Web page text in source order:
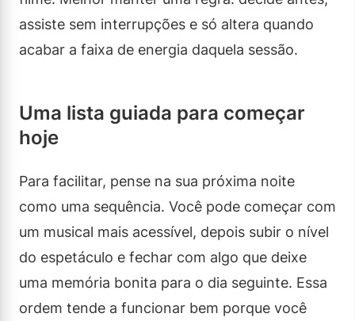
assiste sem interrupções e só altera quando
acabar a faixa de energia daquela sessão.
Uma lista guiada para começar
hoje
Para facilitar, pense na sua próxima noite
como uma sequência. Você pode começar com
um musical mais acessível, depois subir o nível
do espetáculo e fechar com algo que deixe
uma memória bonita para o dia seguinte. Essa
ordem tende a funcionar bem porque você